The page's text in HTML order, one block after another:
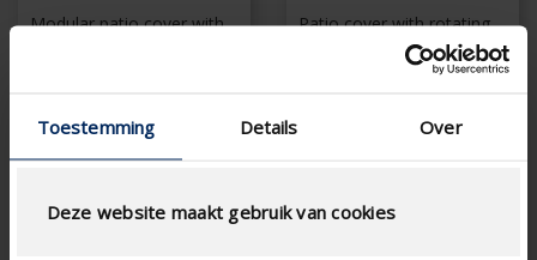
Toestemming Details Over
Deze website maakt gebruik van cookies
Modular patio cover with
Durable rotation and
sliding technology
drive technology
Patio cover with rotating
and retractable blades,
Matches all
Customised down to